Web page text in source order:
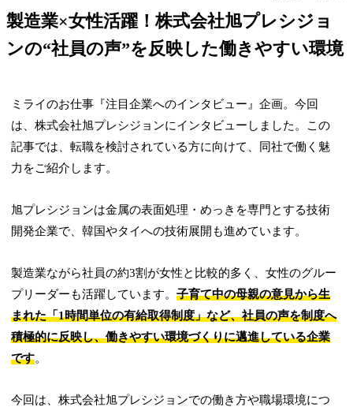
製造業×女性活躍！株式会社旭プレシジョ
ンの“社員の声”を反映した働きやすい環境
ミライのお仕事『注目企業へのインタビュー』企画。今回
は、株式会社旭プレシジョンにインタビューしました。この
記事では、転職を検討されている方に向けて、同社で働く魅
力をご紹介します。
旭プレシジョンは金属の表面処理・めっきを専門とする技術
開発企業で、韓国やタイへの技術展開も進めています。
製造業ながら社員の約3割が女性と比較的多く、女性のグルー
プリーダーも活躍しています。子育て中の母親の意見から生
まれた「1時間単位の有給取得制度」など、社員の声を制度へ
積極的に反映し、働きやすい環境づくりに邁進している企業
です。
今回は、株式会社旭プレシジョンでの働き方や職場環境につ